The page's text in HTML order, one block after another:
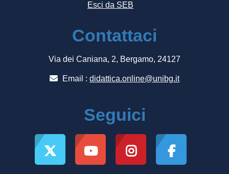
Esci da SEB
Contattaci
Via dei Caniana, 2, Bergamo, 24127
Email : didattica.online@unibg.it
Seguici